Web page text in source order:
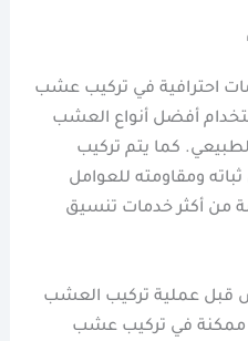
احترافية في تركيب عشب
أفضل أنواع العشب
كما يتم تركيب
ومقاومته للعوامل
من أكثر خدمات تنسيق
قبل عملية تركيب العشب
ممكنة في تركيب عشب